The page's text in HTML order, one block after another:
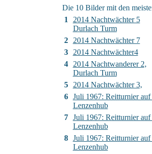
Die 10 Bilder mit den
1
2014 Nachtwächter 5
Durlach Turm
2
2014 Nachtwächter 7
3
2014 Nachtwächter4
4
2014 Nachtwanderer 2,
Durlach Turm
5
2014 Nachtwächter 3,
6
Juli 1967: Reitturnier auf
Lenzenhub
7
Juli 1967: Reitturnier auf
Lenzenhub
8
Juli 1967: Reitturnier auf
Lenzenhub